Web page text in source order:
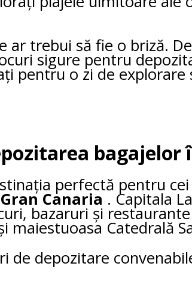
ar trebui să fie o briză.
sigure pentru
pentru o zi de
bagajelor
perfectă pentru
Gran Canaria . Capitala
bazaruri și
Catedrală
de depozitare